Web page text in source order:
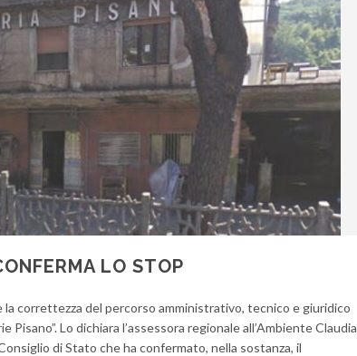
LO STOP
la correttezza del percorso amministrativo, tecnico e giuridico
Lo dichiara l’assessora regionale all’Ambiente Claudia
di Stato che ha confermato, nella sostanza, il